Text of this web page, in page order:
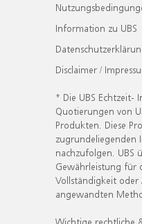
Information zu UBS
Disclaimer /
* Die UBS Echtzeit-
Quotierungen von
Produkten. Diese
zugrundeliegenden
nachzufolgen. UBS
Gewährleistung für
Vollständigkeit oder
angewandten